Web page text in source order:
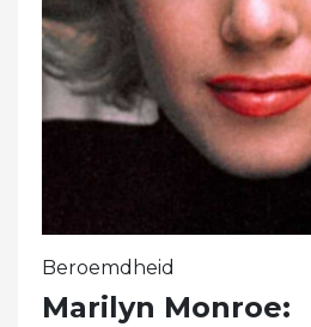
Beroemdheid
Marilyn Monroe: